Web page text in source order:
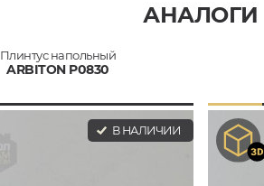
АНАЛОГИ
Плинтус напольный
ARBITON P0830
В НАЛИЧИИ